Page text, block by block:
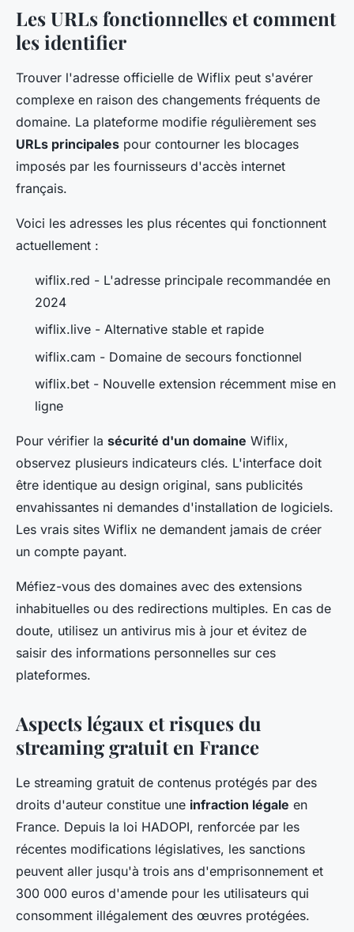
Les URLs fonctionnelles et comment
les identifier
Trouver l'adresse officielle de Wiflix peut s'avérer
complexe en raison des changements fréquents de
domaine. La plateforme modifie régulièrement ses
URLs principales pour contourner les blocages
imposés par les fournisseurs d'accès internet
français.
Voici les adresses les plus récentes qui fonctionnent
actuellement :
wiflix.red - L'adresse principale recommandée en
2024
wiflix.live - Alternative stable et rapide
wiflix.cam - Domaine de secours fonctionnel
wiflix.bet - Nouvelle extension récemment mise en
ligne
Pour vérifier la sécurité d'un domaine Wiflix,
observez plusieurs indicateurs clés. L'interface doit
être identique au design original, sans publicités
envahissantes ni demandes d'installation de logiciels.
Les vrais sites Wiflix ne demandent jamais de créer
un compte payant.
Méfiez-vous des domaines avec des extensions
inhabituelles ou des redirections multiples. En cas de
doute, utilisez un antivirus mis à jour et évitez de
saisir des informations personnelles sur ces
plateformes.
Aspects légaux et risques du
streaming gratuit en France
Le streaming gratuit de contenus protégés par des
droits d'auteur constitue une infraction légale en
France. Depuis la loi HADOPI, renforcée par les
récentes modifications législatives, les sanctions
peuvent aller jusqu'à trois ans d'emprisonnement et
300 000 euros d'amende pour les utilisateurs qui
consomment illégalement des œuvres protégées.